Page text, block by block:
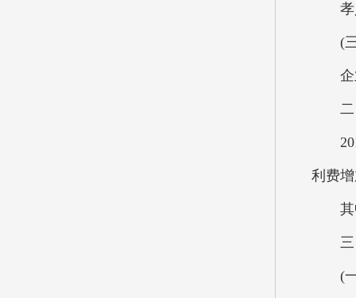
孝义
(三)
企业
二
2017
利费
其中
三
(一